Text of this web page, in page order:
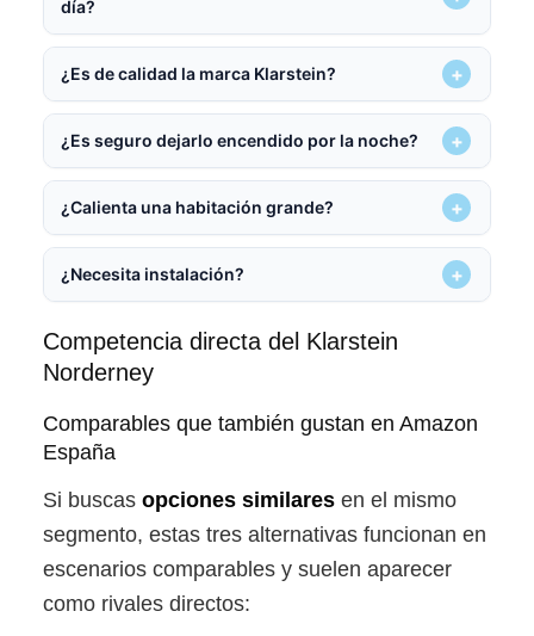
día?
¿Es de calidad la marca Klarstein?
¿Es seguro dejarlo encendido por la noche?
¿Calienta una habitación grande?
¿Necesita instalación?
Competencia directa del Klarstein
Norderney
Comparables que también gustan en Amazon
España
Si buscas opciones similaresen el mismo
segmento, estas tres alternativas funcionan en
escenarios comparables y suelen aparecer
como rivales directos: